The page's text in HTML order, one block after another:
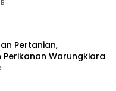
Pertanian,
Perikanan Warungkiara